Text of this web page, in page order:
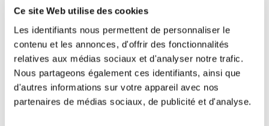
Ce site Web utilise des cookies
Les identifiants nous permettent de personnaliser le
contenu et les annonces, d'offrir des fonctionnalités
relatives aux médias sociaux et d'analyser notre trafic.
Nous partageons également ces identifiants, ainsi que
d'autres informations sur votre appareil avec nos
partenaires de médias sociaux, de publicité et d'analyse.
une sur laquelle les Schtroumpfs ont construit un
afin de ne pas être inondé. La rivière est souvent
un élément très présent de l'intrigue.
Les Schtroumpfs se souvent lors de bals
dans le village ou dans l'album Le